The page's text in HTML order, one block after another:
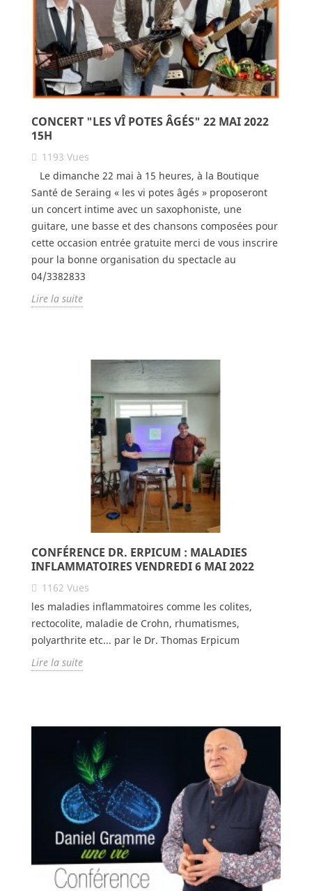
CONCERT "LES VÎ POTES ÂGÉS" 22 MAI 2022
15H
1193 Vues
Le dimanche 22 mai à 15 heures, à la Boutique
Santé de Seraing « les vi potes âgés » proposeront
un concert intime avec un saxophoniste, une
guitare, une basse et des chansons composées pour
cette occasion entrée gratuite merci de vous inscrire
pour la bonne organisation du spectacle au
04/3382833
Lire la suite
CONFÉRENCE DR. ERPICUM : MALADIES
INFLAMMATOIRES VENDREDI 6 MAI 2022
1162 Vues
les maladies inflammatoires comme les colites,
rectocolite, maladie de Crohn, rhumatismes,
polyarthrite etc... par le Dr. Thomas Erpicum
Lire la suite